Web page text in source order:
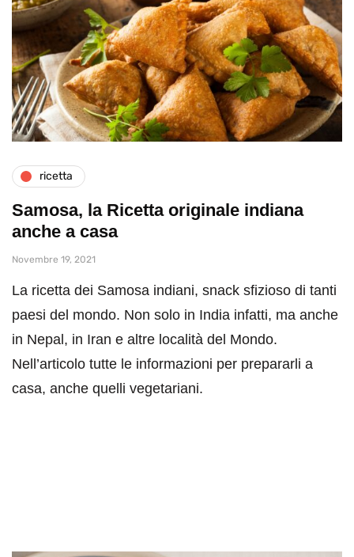
ricetta
Samosa, la Ricetta originale indiana
anche a casa
Novembre 19, 2021
La ricetta dei Samosa indiani, snack sfizioso di tanti
paesi del mondo. Non solo in India infatti, ma anche
in Nepal, in Iran e altre località del Mondo.
Nell’articolo tutte le informazioni per prepararli a
casa, anche quelli vegetariani.